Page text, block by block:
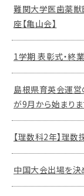
難関大学医歯薬
座【亀山会】
1学期 表彰式・終
島根県育英会運営
が9月から始まりま
【理数科2年】理
中国大会出場を決